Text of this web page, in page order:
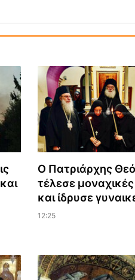
Ο Πατριάρχης
τέλεσε
και ίδρυσε
12:25